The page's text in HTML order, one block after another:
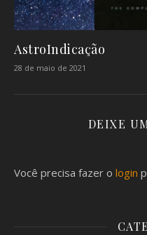
AstroIndicação
28 de maio de 2021
DEIXE
Você precisa fazer o login